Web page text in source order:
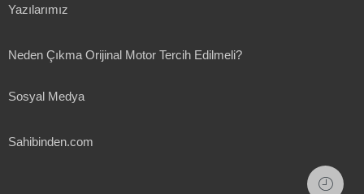
Yazılarımız
Neden Çıkma Orijinal Motor Tercih Edilmeli?
Sosyal Medya
Sahibinden.com